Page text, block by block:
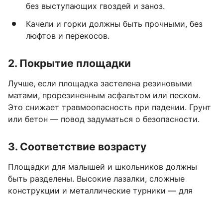
без выступающих гвоздей и заноз.
Качели и горки должны быть прочными, без
люфтов и перекосов.
2. Покрытие площадки
Лучше, если площадка застелена резиновыми
матами, прорезиненным асфальтом или песком.
Это снижает травмоопасность при падении. Грунт
или бетон — повод задуматься о безопасности.
3. Соответствие возрасту
Площадки для малышей и школьников должны
быть разделены. Высокие лазалки, сложные
конструкции и металлические турники — для